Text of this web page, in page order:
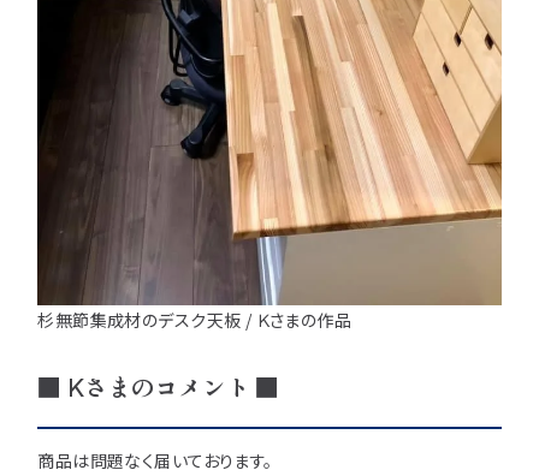
樹種一覧 用途などから選
ぶ
取扱木材と選び方
集成材（積層材）
無垢材
化粧貼り
白ポリ
断面加工
表面仕上 塗装
木材加工講座 製作工程とこだわり
初めての方へ
ご注文から商品到着までの流れ
お見積もり・ご注文方法について
返品・交換について
納期・配送について
施工・制作事例
施工・制作事例TOP
棚・収納・ラック カウンター・天板
造作材・枠材
プレート・表札
お客様の声
会社情報
会社概要©2025 mokuzaikako.com All Rights Reserved.
杉無節集成材のデスク天板 / Ｋさまの作品
■ Kさまのコメント ■
商品は問題なく届いております。